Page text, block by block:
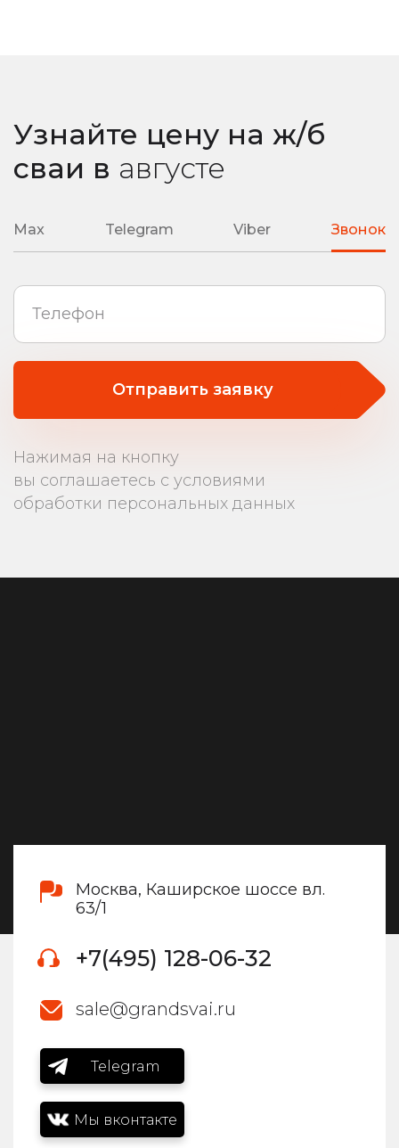
Узнайте цену на ж/б
сваи в августе
Max Telegram Viber Звонок
Отправить заявку
Нажимая на кнопку
вы соглашаетесь с условиями
обработки персональных данных
Москва, Каширское шоссе вл.
63/1
+7(495) 128-06-32
sale@grandsvai.ru
Telegram
Мы вконтакте